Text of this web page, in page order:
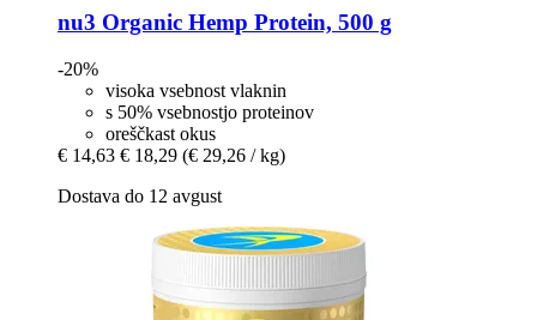
nu3 Organic Hemp Protein, 500 g
-20%
visoka vsebnost vlaknin
s 50% vsebnostjo proteinov
oreščkast okus
€ 14,63 € 18,29 (€ 29,26 / kg)
Dostava do 12 avgust